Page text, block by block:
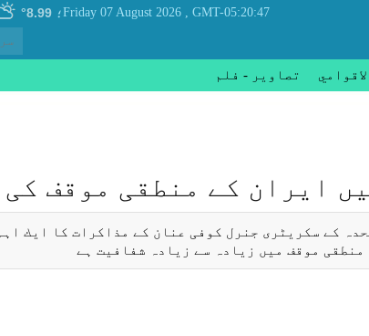
؛ 8.99° GMT-05:20:47
, Friday 07 August 2026
تصاوير - فلم
ايران كے منطقی موقف
كے سكریٹری جنرل كوفی عنان كے مذاكرات كا ايك
موقف میں زيادہ سے زيادہ شفافيت ہے